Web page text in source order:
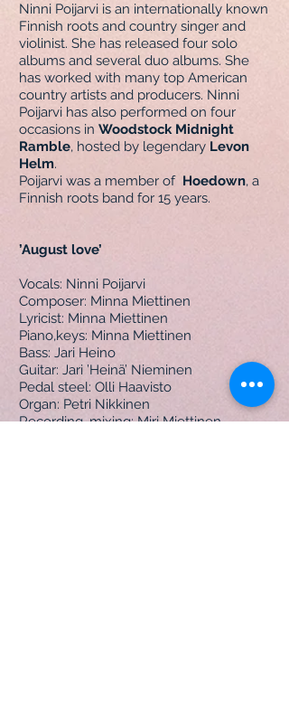
Ninni Poijarvi is an internationally known
Finnish roots and country singer and
violinist. She has released four solo
albums and several duo albums. She
has worked with many top American
country artists and producers. Ninni
Poijarvi has also performed on four
occasions in Woodstock Midnight
Ramble, hosted by legendary Levon
Helm.
Poijarvi was a member of Hoedown, a
Finnish roots band for 15 years.
’August love’
Vocals: Ninni Poijarvi
Composer: Minna Miettinen
Lyricist: Minna Miettinen
Piano,keys: Minna Miettinen
Bass: Jari Heino
Guitar: Jari ’Heinä’ Nieminen
Pedal steel: Olli Haavisto
Organ: Petri Nikkinen
Recording, mixing: Miri Miettinen